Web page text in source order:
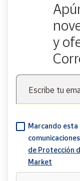
y
Escribe tu
Marcando esta
de Protección
Market